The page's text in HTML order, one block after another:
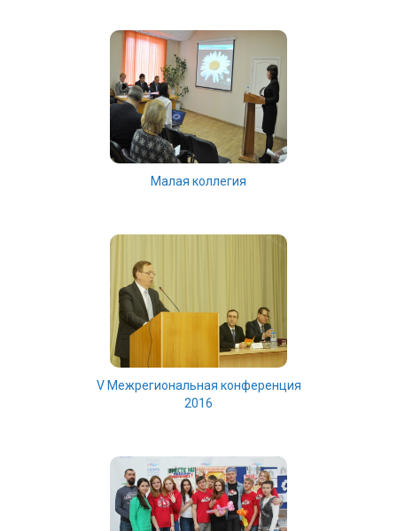
Малая коллегия
V Межрегиональная конференция
2016